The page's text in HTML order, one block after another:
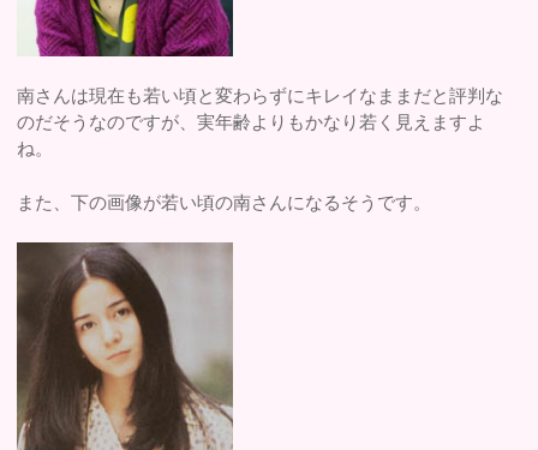
南さんは現在も若い頃と変わらずにキレイなままだと評判な
のだそうなのですが、実年齢よりもかなり若く見えますよ
ね。
また、下の画像が若い頃の南さんになるそうです。